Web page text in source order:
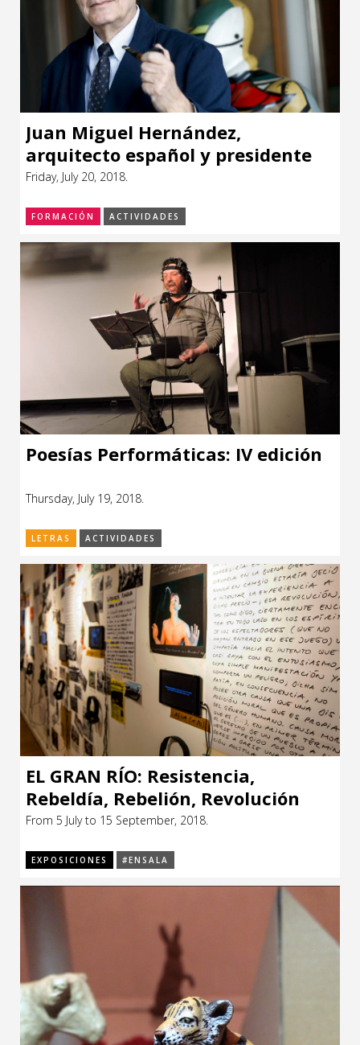
Juan Miguel Hernández,
arquitecto español y presidente
del CBA de Madrid,en Montevideo
Friday, July 20, 2018.
FORMACIÓN ACTIVIDADES
Poesías Performáticas: IV edición
Thursday, July 19, 2018.
LETRAS ACTIVIDADES
EL GRAN RÍO: Resistencia,
Rebeldía, Rebelión, Revolución
From 5 July to 15 September, 2018.
EXPOSICIONES #ENSALA